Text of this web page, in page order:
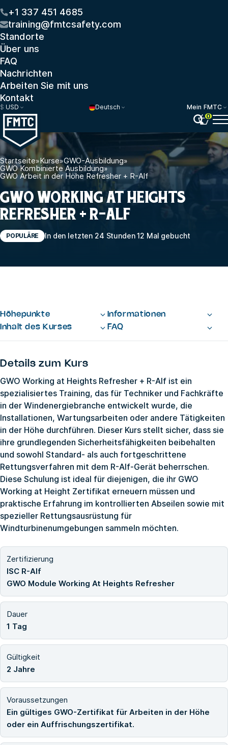
+1 337 451 4685
training@fmtcsafety.com
Standorte
Über uns
FAQ
Nachrichten
Arbeiten Sie mit uns
Kontakt
$ USD Deutsch
Mein FMTC
0
Startseite»Kurse»GWO-Ausbildung»
GWO Kombinierte Ausbildung»
GWO Arbeit in der Höhe Refresher + R-Alf
GWO WORKING AT HEIGHTS
REFRESHER + R-ALF
POPULÄRE In den letzten 24 Stunden 12 Mal gebucht
Höhepunkte
Informationen
Inhalt des Kurses
FAQ
Details zum Kurs
GWO Working at Heights Refresher + R-Alf ist ein
spezialisiertes Training, das für Techniker und Fachkräfte
in der Windenergiebranche entwickelt wurde, die
Installationen, Wartungsarbeiten oder andere Tätigkeiten
in der Höhe durchführen. Dieser Kurs stellt sicher, dass sie
ihre grundlegenden Sicherheitsfähigkeiten beibehalten
und sowohl Standard- als auch fortgeschrittene
Rettungsverfahren mit dem R-Alf-Gerät beherrschen.
Diese Schulung ist ideal für diejenigen, die ihr GWO
Working at Height Zertifikat erneuern müssen und
praktische Erfahrung im kontrollierten Abseilen sowie mit
spezieller Rettungsausrüstung für
Windturbinenumgebungen sammeln möchten.
Zertifizierung
ISC R-Alf
GWO Module Working At Heights Refresher
Dauer
1 Tag
Gültigkeit
2 Jahre
Voraussetzungen
Ein gültiges GWO-Zertifikat für Arbeiten in der Höhe
oder ein Auffrischungszertifikat.